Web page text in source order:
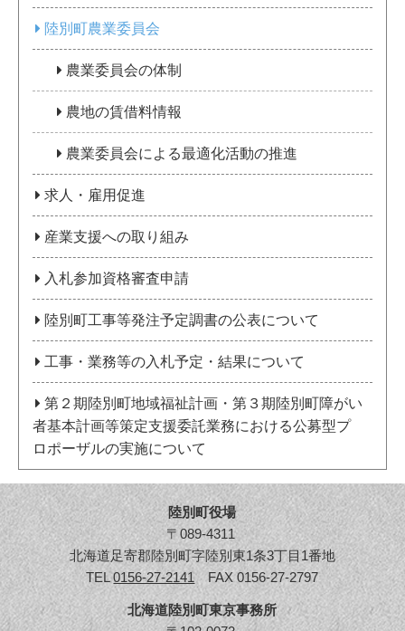
陸別町農業委員会
農業委員会の体制
農地の賃借料情報
農業委員会による最適化活動の推進
求人・雇用促進
産業支援への取り組み
入札参加資格審査申請
陸別町工事等発注予定調書の公表について
工事・業務等の入札予定・結果について
第２期陸別町地域福祉計画・第３期陸別町障がい
者基本計画等策定支援委託業務における公募型プ
ロポーザルの実施について
陸別町役場
〒089-4311
北海道足寄郡陸別町字陸別東1条3丁目1番地
TEL0156-27-2141FAX 0156-27-2797
北海道陸別町東京事務所